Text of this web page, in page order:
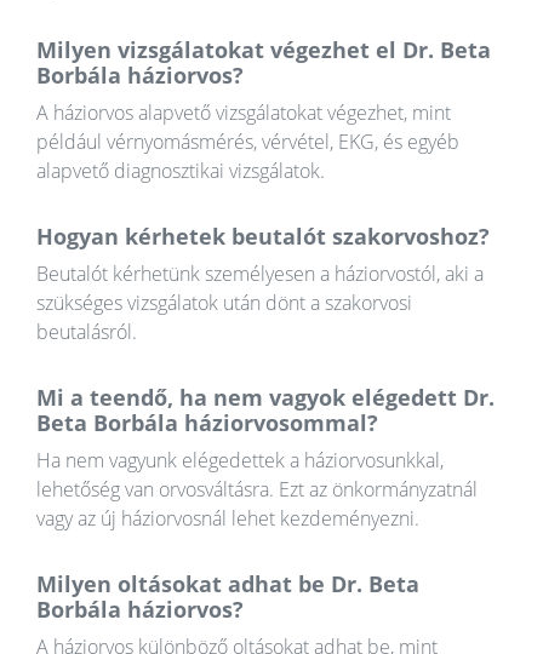
Milyen vizsgálatokat végezhet el Dr. Beta
Borbála háziorvos?
A háziorvos alapvető vizsgálatokat végezhet, mint
például vérnyomásmérés, vérvétel, EKG, és egyéb
alapvető diagnosztikai vizsgálatok.
Hogyan kérhetek beutalót szakorvoshoz?
Beutalót kérhetünk személyesen a háziorvostól, aki a
szükséges vizsgálatok után dönt a szakorvosi
beutalásról.
Mi a teendő, ha nem vagyok elégedett Dr.
Beta Borbála háziorvosommal?
Ha nem vagyunk elégedettek a háziorvosunkkal,
lehetőség van orvosváltásra. Ezt az önkormányzatnál
vagy az új háziorvosnál lehet kezdeményezni.
Milyen oltásokat adhat be Dr. Beta
Borbála háziorvos?
A háziorvos különböző oltásokat adhat be, mint